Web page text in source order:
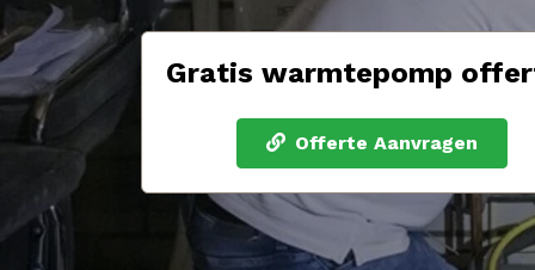
Gratis warmtepomp
Offerte Aanvragen